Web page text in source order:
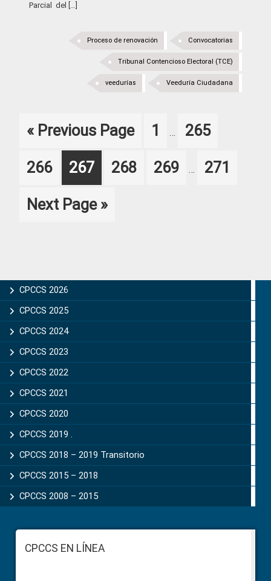
Parcial del […]
Convocatorias
Proceso de renovación
Tribunal Contencioso Electoral (TCE)
Veeduría Ciudadana
veedurías
« Go
Previous Page Page
1
pages
… Page
265
Page
266 Page
267 Page
268 Page
269
pages
… Page
271
Go
Next Page »
Primary
Sidebar
CPCCS 2026
CPCCS 2025
CPCCS 2024
CPCCS 2023
CPCCS 2022
CPCCS 2021
CPCCS 2020
CPCCS 2019 .
CPCCS 2018 – 2019 Transitorio
CPCCS 2015 – 2018
CPCCS 2008 – 2015
FooterCPCCS EN LÍNEA